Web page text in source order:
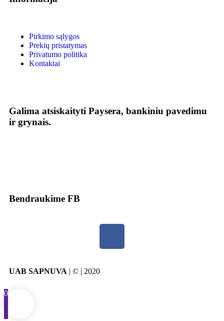
Pirkimo sąlygos
Prekių pristatymas
Privatumo politika
Kontaktai
Galima atsiskaityti Paysera, bankiniu pavedimu
ir grynais.
Bendraukime FB
UAB SAPNUVA | © | 2020
0